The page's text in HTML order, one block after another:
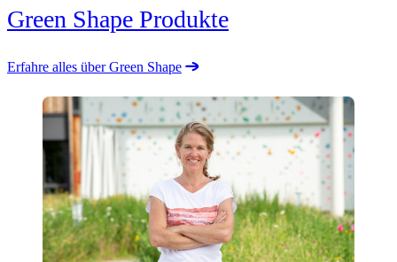
Green Shape Produkte
Erfahre alles über Green Shape